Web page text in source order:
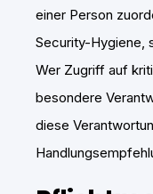
einer Person
Security-Hygiene,
Wer Zugriff auf
besondere
diese